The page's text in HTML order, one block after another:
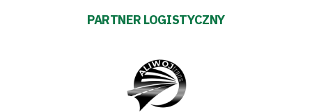
PARTNER LOGISTYCZNY